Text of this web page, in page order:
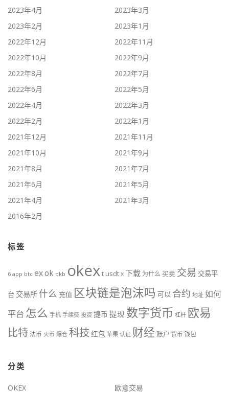
2023年4月
2023年3月
2023年2月
2023年1月
2022年12月
2022年11月
2022年10月
2022年9月
2022年8月
2022年7月
2022年6月
2022年5月
2022年4月
2022年3月
2022年2月
2022年1月
2021年12月
2021年11月
2021年10月
2021年9月
2021年8月
2021年7月
2021年6月
2021年5月
2021年4月
2021年3月
2016年2月
标签
6 app btc exok okb okext usdtx下载 为什么 买卖 交易 交易平
台 交易所 什么 充值 区块链是泡沫吗 可以 合约 地址 如何
平台 怎么 手机 手续费 投资 提币 提现 数字货币 杠杆 欧易
比特法币 火币 爆仓 科技 红包 苹果 认证 财经 账户 货币 钱包
分类
OKEX 欧意交易